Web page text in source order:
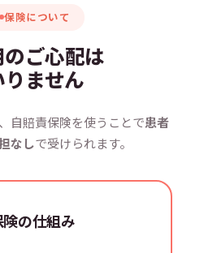
保険について
ご心配は
りません
自賠責保険を使うことで患者
なしで受けられます。
の仕組み